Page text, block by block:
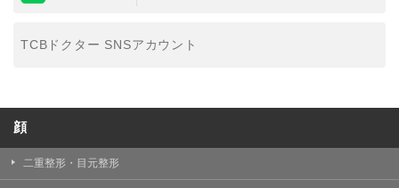
TCBドクター SNSアカウント
顔
二重整形・目元整形